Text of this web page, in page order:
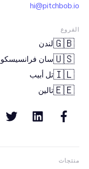
hi@pitchbob.io
الفروع
🇬🇧لندن
🇺🇸سان فرانسيسكو
🇮🇱تل أبيب
🇪🇪تالين
منتجات